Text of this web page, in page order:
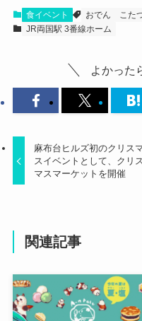
食イベント おでん こた
JR両国駅 3番線ホーム
よかった
麻布台ヒルズ初のクリス
スイベントとして、クリス
マスマーケットを開催
関連記事